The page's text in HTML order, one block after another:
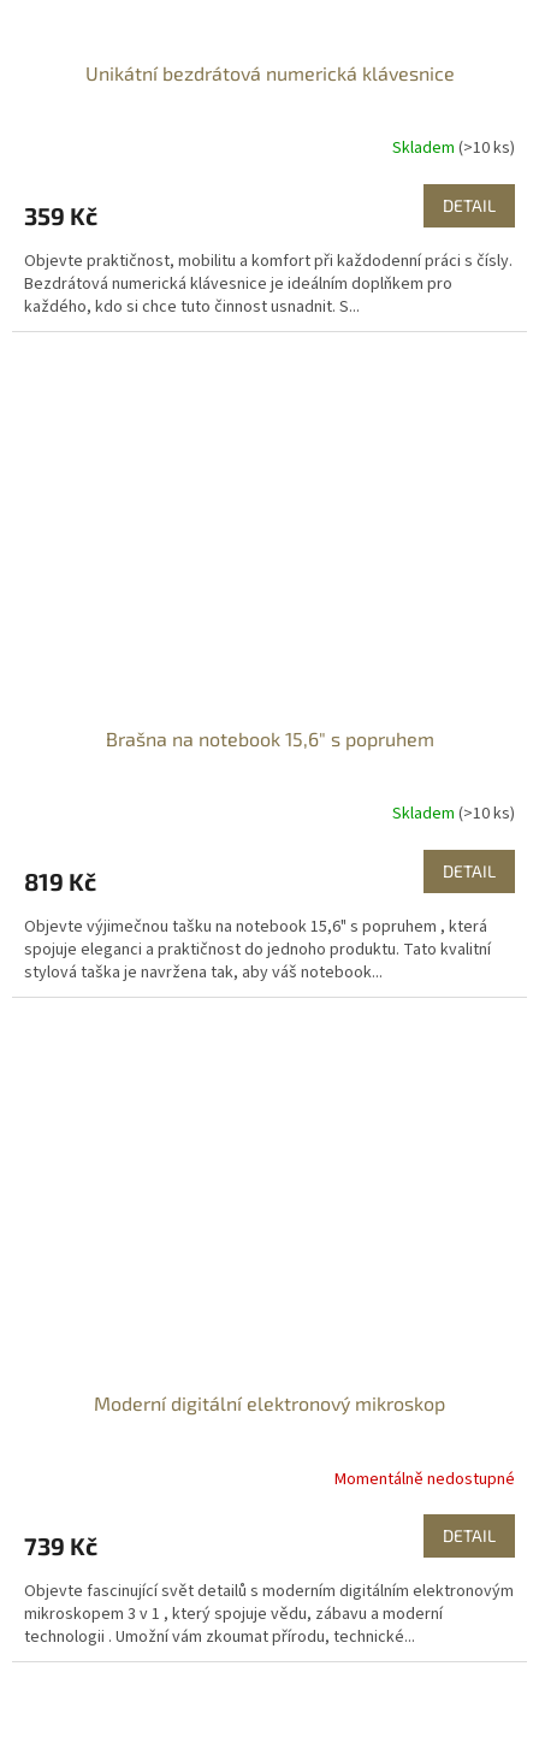
Unikátní bezdrátová numerická klávesnice
Skladem (>10 ks)
359 Kč DETAIL
Objevte praktičnost, mobilitu a komfort při každodenní práci s čísly.
Bezdrátová numerická klávesnice je ideálním doplňkem pro
každého, kdo si chce tuto činnost usnadnit. S...
Brašna na notebook 15,6" s popruhem
Skladem (>10 ks)
819 Kč DETAIL
Objevte výjimečnou tašku na notebook 15,6" s popruhem , která
spojuje eleganci a praktičnost do jednoho produktu. Tato kvalitní
stylová taška je navržena tak, aby váš notebook...
Moderní digitální elektronový mikroskop
Momentálně nedostupné
739 Kč DETAIL
Objevte fascinující svět detailů s moderním digitálním elektronovým
mikroskopem 3 v 1 , který spojuje vědu, zábavu a moderní
technologii . Umožní vám zkoumat přírodu, technické...